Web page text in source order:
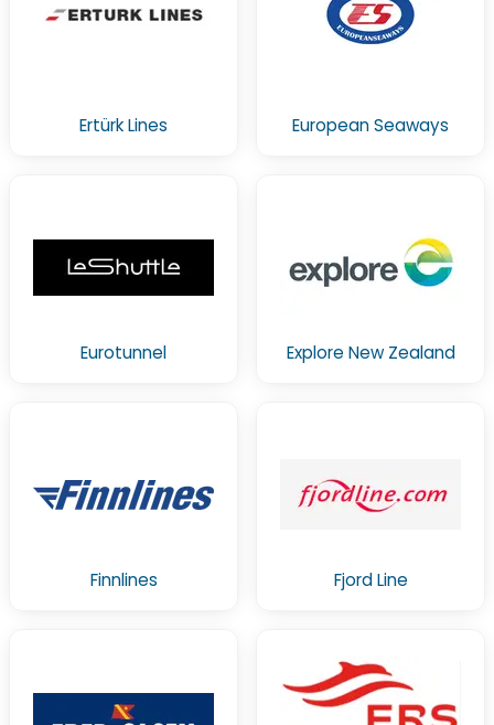
Ertürk Lines European Seaways
Eurotunnel Explore New Zealand
Finnlines Fjord Line